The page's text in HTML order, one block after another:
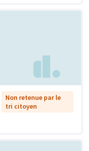
Non retenue par le
tri citoyen